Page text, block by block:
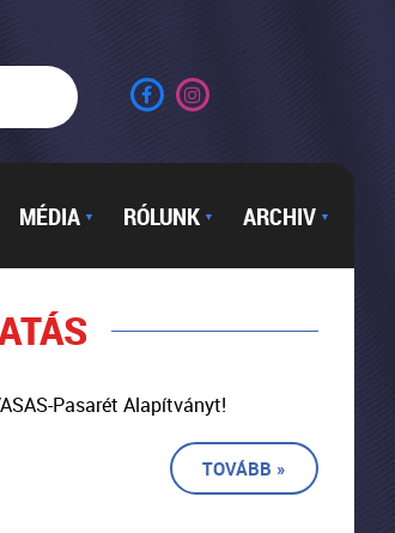
MÉDIA ▼ RÓLUNK ▼ ARCHIV ▼
Pasarét Alapítványt!
TOVÁBB »